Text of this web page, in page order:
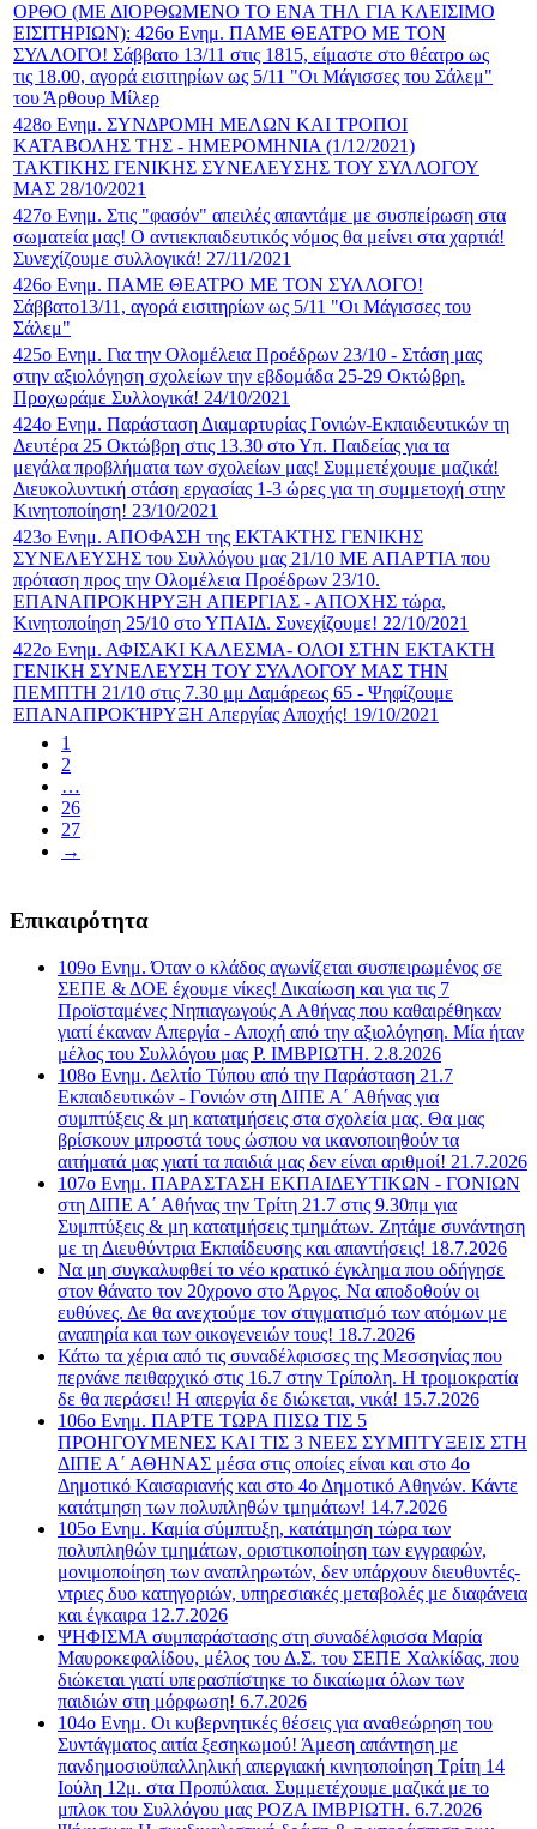
ΟΡΘΟ (ΜΕ ΔΙΟΡΘΩΜΕΝΟ ΤΟ ΕΝΑ ΤΗΛ ΓΙΑ ΚΛΕΙΣΙΜΟ
ΕΙΣΙΤΗΡΙΩΝ): 426ο Ενημ. ΠΑΜΕ ΘΕΑΤΡΟ ΜΕ ΤΟΝ
ΣΥΛΛΟΓΟ! Σάββατο 13/11 στις 1815, είμαστε στο θέατρο ως
τις 18.00, αγορά εισιτηρίων ως 5/11 "Οι Μάγισσες του Σάλεμ"
του Άρθουρ Μίλερ
428ο Ενημ. ΣΥΝΔΡΟΜΗ ΜΕΛΩΝ ΚΑΙ ΤΡΟΠΟΙ
ΚΑΤΑΒΟΛΗΣ ΤΗΣ - ΗΜΕΡΟΜΗΝΙΑ (1/12/2021)
ΤΑΚΤΙΚΗΣ ΓΕΝΙΚΗΣ ΣΥΝΕΛΕΥΣΗΣ ΤΟΥ ΣΥΛΛΟΓΟΥ
ΜΑΣ 28/10/2021
427ο Ενημ. Στις "φασόν" απειλές απαντάμε με συσπείρωση στα
σωματεία μας! Ο αντιεκπαιδευτικός νόμος θα μείνει στα χαρτιά!
Συνεχίζουμε συλλογικά! 27/11/2021
426ο Ενημ. ΠΑΜΕ ΘΕΑΤΡΟ ΜΕ ΤΟΝ ΣΥΛΛΟΓΟ!
Σάββατο13/11, αγορά εισιτηρίων ως 5/11 "Οι Μάγισσες του
Σάλεμ"
425ο Ενημ. Για την Ολομέλεια Προέδρων 23/10 - Στάση μας
στην αξιολόγηση σχολείων την εβδομάδα 25-29 Οκτώβρη.
Προχωράμε Συλλογικά! 24/10/2021
424ο Ενημ. Παράσταση Διαμαρτυρίας Γονιών-Εκπαιδευτικών τη
Δευτέρα 25 Οκτώβρη στις 13.30 στο Υπ. Παιδείας για τα
μεγάλα προβλήματα των σχολείων μας! Συμμετέχουμε μαζικά!
Διευκολυντική στάση εργασίας 1-3 ώρες για τη συμμετοχή στην
Κινητοποίηση! 23/10/2021
423ο Ενημ. ΑΠΟΦΑΣΗ της ΕΚΤΑΚΤΗΣ ΓΕΝΙΚΗΣ
ΣΥΝΕΛΕΥΣΗΣ του Συλλόγου μας 21/10 ΜΕ ΑΠΑΡΤΙΑ που
πρόταση προς την Ολομέλεια Προέδρων 23/10.
ΕΠΑΝΑΠΡΟΚΗΡΥΞΗ ΑΠΕΡΓΙΑΣ - ΑΠΟΧΗΣ τώρα,
Κινητοποίηση 25/10 στο ΥΠΑΙΔ. Συνεχίζουμε! 22/10/2021
422ο Ενημ. ΑΦΙΣΑΚΙ ΚΑΛΕΣΜΑ- ΟΛΟΙ ΣΤΗΝ ΕΚΤΑΚΤΗ
ΓΕΝΙΚΗ ΣΥΝΕΛΕΥΣΗ ΤΟΥ ΣΥΛΛΟΓΟΥ ΜΑΣ ΤΗΝ
ΠΕΜΠΤΗ 21/10 στις 7.30 μμ Δαμάρεως 65 - Ψηφίζουμε
ΕΠΑΝΑΠΡΟΚΉΡΥΞΗ Απεργίας Αποχής! 19/10/2021
1
2
…
26
27
→
Επικαιρότητα
109ο Ενημ. Όταν ο κλάδος αγωνίζεται συσπειρωμένος σε
ΣΕΠΕ & ΔΟΕ έχουμε νίκες! Δικαίωση και για τις 7
Προϊσταμένες Νηπιαγωγούς Α Αθήνας που καθαιρέθηκαν
γιατί έκαναν Απεργία - Αποχή από την αξιολόγηση. Μία ήταν
μέλος του Συλλόγου μας Ρ. ΙΜΒΡΙΩΤΗ. 2.8.2026
108ο Ενημ. Δελτίο Τύπου από την Παράσταση 21.7
Εκπαιδευτικών - Γονιών στη ΔΙΠΕ Α΄ Αθήνας για
συμπτύξεις & μη κατατμήσεις στα σχολεία μας. Θα μας
βρίσκουν μπροστά τους ώσπου να ικανοποιηθούν τα
αιτήματά μας γιατί τα παιδιά μας δεν είναι αριθμοί! 21.7.2026
107o Ενημ. ΠΑΡΑΣΤΑΣΗ ΕΚΠΑΙΔΕΥΤΙΚΩΝ - ΓΟΝΙΩΝ
στη ΔΙΠΕ Α΄ Αθήνας την Τρίτη 21.7 στις 9.30πμ για
Συμπτύξεις & μη κατατμήσεις τμημάτων. Ζητάμε συνάντηση
με τη Διευθύντρια Εκπαίδευσης και απαντήσεις! 18.7.2026
Να μη συγκαλυφθεί το νέο κρατικό έγκλημα που οδήγησε
στον θάνατο τον 20χρονο στο Άργος. Να αποδοθούν οι
ευθύνες. Δε θα ανεχτούμε τον στιγματισμό των ατόμων με
αναπηρία και των οικογενειών τους! 18.7.2026
Κάτω τα χέρια από τις συναδέλφισσες της Μεσσηνίας που
περνάνε πειθαρχικό στις 16.7 στην Τρίπολη. Η τρομοκρατία
δε θα περάσει! Η απεργία δε διώκεται, νικά! 15.7.2026
106ο Ενημ. ΠΑΡΤΕ ΤΩΡΑ ΠΙΣΩ ΤΙΣ 5
ΠΡΟΗΓΟΥΜΕΝΕΣ ΚΑΙ ΤΙΣ 3 ΝΕΕΣ ΣΥΜΠΤΥΞΕΙΣ ΣΤΗ
ΔΙΠΕ Α΄ ΑΘΗΝΑΣ μέσα στις οποίες είναι και στο 4ο
Δημοτικό Καισαριανής και στο 4ο Δημοτικό Αθηνών. Κάντε
κατάτμηση των πολυπληθών τμημάτων! 14.7.2026
105ο Ενημ. Καμία σύμπτυξη, κατάτμηση τώρα των
πολυπληθών τμημάτων, οριστικοποίηση των εγγραφών,
μονιμοποίηση των αναπληρωτών, δεν υπάρχουν διευθυντές-
ντριες δυο κατηγοριών, υπηρεσιακές μεταβολές με διαφάνεια
και έγκαιρα 12.7.2026
ΨΗΦΙΣΜΑ συμπαράστασης στη συναδέλφισσα Μαρία
Μαυροκεφαλίδου, μέλος του Δ.Σ. του ΣΕΠΕ Χαλκίδας, που
διώκεται γιατί υπερασπίστηκε το δικαίωμα όλων των
παιδιών στη μόρφωση! 6.7.2026
104ο Ενημ. Οι κυβερνητικές θέσεις για αναθεώρηση του
Συντάγματος αιτία ξεσηκωμού! Άμεση απάντηση με
πανδημοσιοϋπαλληλική απεργιακή κινητοποίηση Τρίτη 14
Ιούλη 12μ. στα Προπύλαια. Συμμετέχουμε μαζικά με το
μπλοκ του Συλλόγου μας ΡΟΖΑ ΙΜΒΡΙΩΤΗ. 6.7.2026